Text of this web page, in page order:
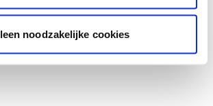
noodzakelijke cookies
un contrôle technologique de vos